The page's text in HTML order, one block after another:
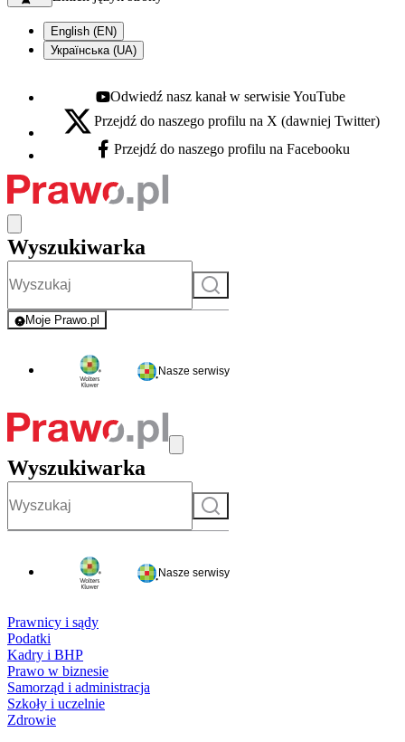
English (EN)
Українська (UA)
Youtube - otwiera się w nowej karcie
Odwiedź nasz kanał w serwisie YouTube
X - otwiera się w nowej karcie
Przejdź do naszego profilu na X (dawniej Twitter)
Facebook - otwiera się w nowej karcie
Przejdź do naszego profilu na Facebooku
Wyszukiwarka
Szukaj
Moje Prawo.pl
- rejestracja i logowanie do serwisu
Nasze serwisy
Wyszukiwarka
Szukaj
Nasze serwisy
Prawnicy i sądy
Podatki
Kadry i BHP
Prawo w biznesie
Samorząd i administracja
Szkoły i uczelnie
Zdrowie